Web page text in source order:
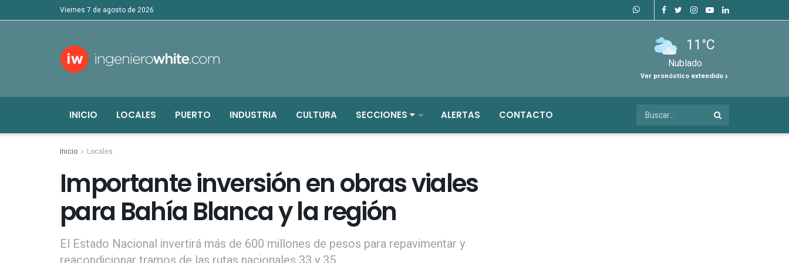
viernes 7 de agosto de 2026
11°C
Nublado
Ver pronóstico extendido
INICIO LOCALES PUERTO INDUSTRIA CULTURA SECCIONES ALERTAS CONTACTO
Inicio Locales
Importante inversión en obras viales
para Bahía Blanca y la región
El Estado Nacional invertirá más de 600 millones de pesos para repavimentar y